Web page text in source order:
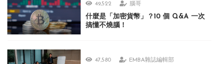
49,522 腦哥
什麼是「加密貨幣」？10 個 Q&A 一次
搞懂不燒腦！
47,580 EMBA雜誌編輯部